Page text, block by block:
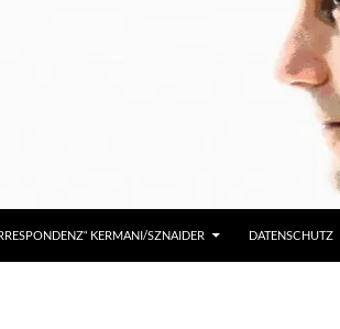
KERMANI/SZNAIDER DATENSCHUTZ